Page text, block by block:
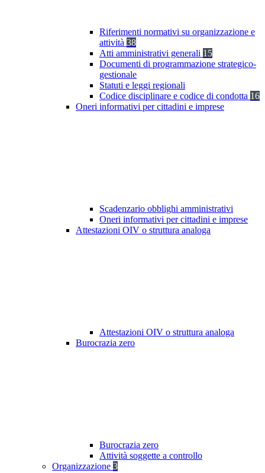
Riferimenti normativi su organizzazione e
attività 38
Atti amministrativi generali 15
Documenti di programmazione strategico-
gestionale
Statuti e leggi regionali
Codice disciplinare e codice di condotta 16
Oneri informativi per cittadini e imprese
Scadenzario obblighi amministrativi
Oneri informativi per cittadini e imprese
Attestazioni OIV o struttura analoga
Attestazioni OIV o struttura analoga
Burocrazia zero
Burocrazia zero
Attività soggette a controllo
Organizzazione 3